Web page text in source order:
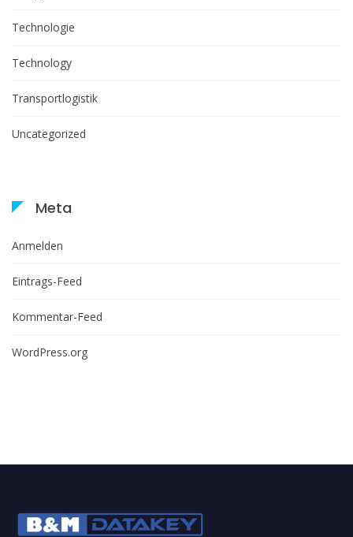
Technologie
Technology
Transportlogistik
Uncategorized
Meta
Anmelden
Eintrags-Feed
Kommentar-Feed
WordPress.org